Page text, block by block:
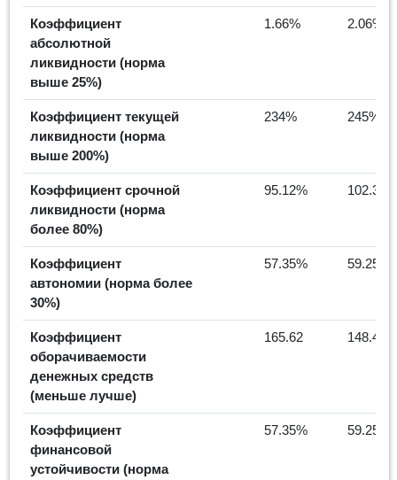
Коэффициент
абсолютной
ликвидности (норма
выше 25%)
1.66% 2.06%
Коэффициент текущей
ликвидности (норма
выше 200%)
234% 245%
Коэффициент срочной
ликвидности (норма
более 80%)
95.12% 102.31%
Коэффициент
автономии (норма более
30%)
57.35% 59.25%
Коэффициент
оборачиваемости
денежных средств
(меньше лучше)
165.62 148.45
Коэффициент
финансовой
устойчивости (норма
57.35% 59.25%